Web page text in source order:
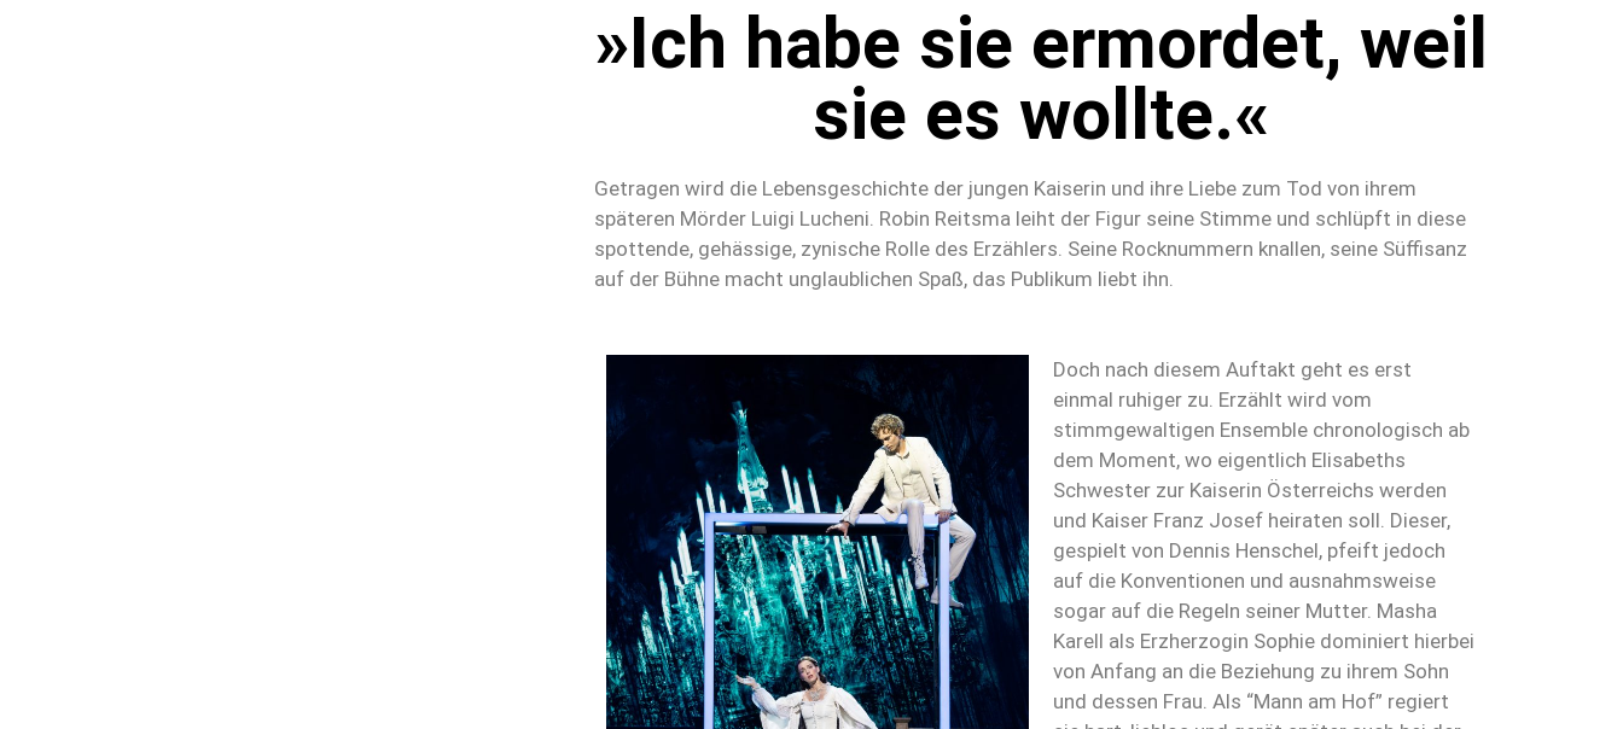
»Ich habe sie ermordet, weil
sie es wollte.«
Getragen wird die Lebensgeschichte der jungen Kaiserin und ihre Liebe zum Tod von ihrem
späteren Mörder Luigi Lucheni. Robin Reitsma leiht der Figur seine Stimme und schlüpft in diese
spottende, gehässige, zynische Rolle des Erzählers. Seine Rocknummern knallen, seine Süffisanz
auf der Bühne macht unglaublichen Spaß, das Publikum liebt ihn.
Doch nach diesem Auftakt geht es erst
einmal ruhiger zu. Erzählt wird vom
stimmgewaltigen Ensemble chronologisch ab
dem Moment, wo eigentlich Elisabeths
Schwester zur Kaiserin Österreichs werden
und Kaiser Franz Josef heiraten soll. Dieser,
gespielt von Dennis Henschel, pfeift jedoch
auf die Konventionen und ausnahmsweise
sogar auf die Regeln seiner Mutter. Masha
Karell als Erzherzogin Sophie dominiert hierbei
von Anfang an die Beziehung zu ihrem Sohn
und dessen Frau. Als “Mann am Hof” regiert